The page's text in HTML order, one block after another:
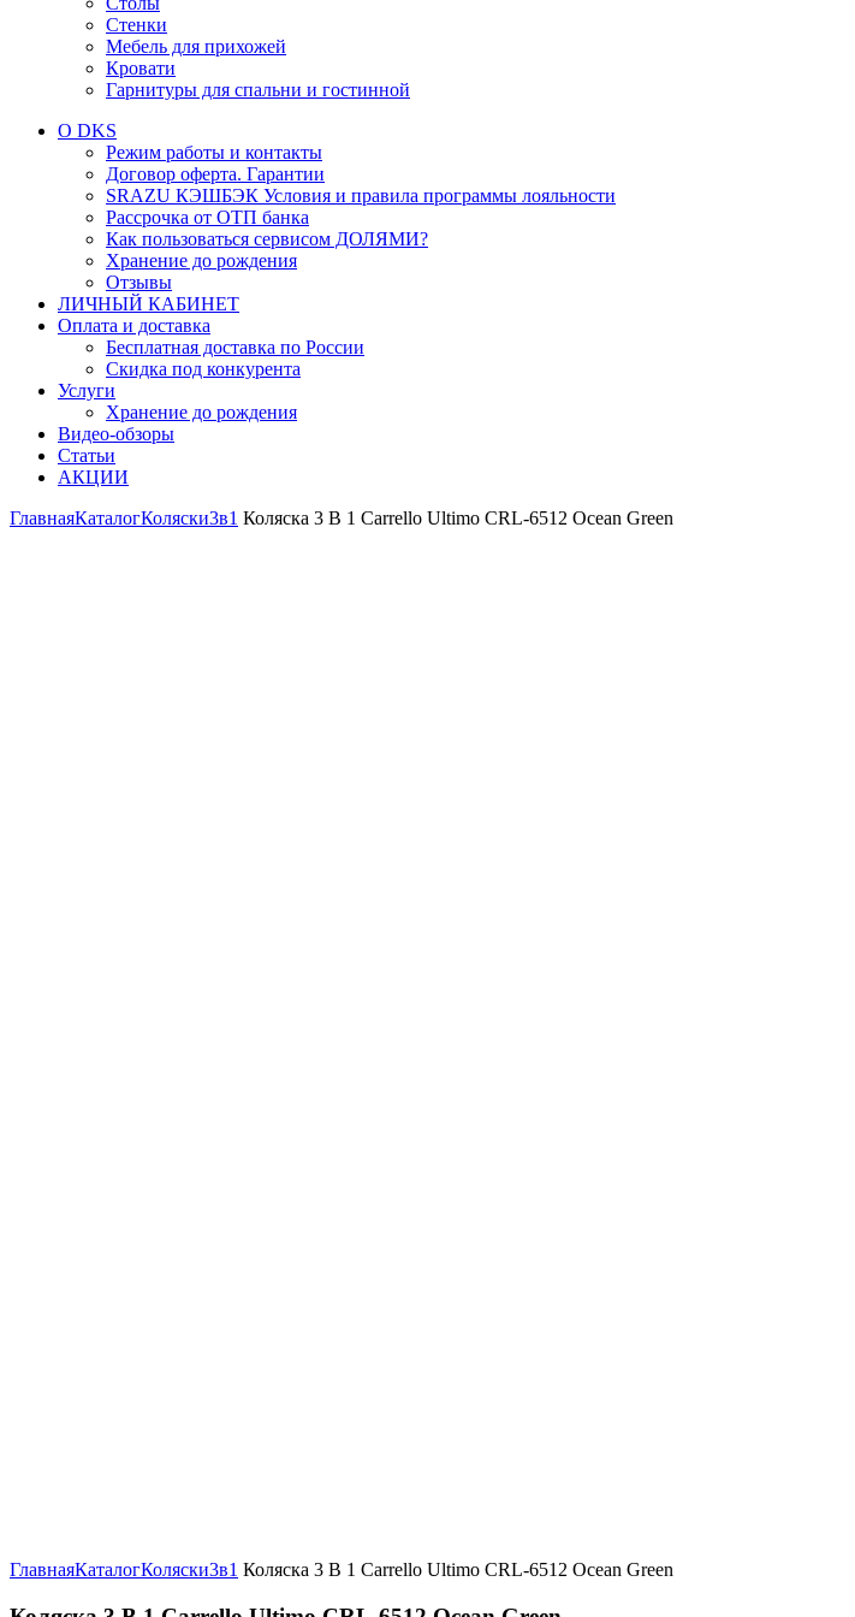
Стенки
Мебель для прихожей
Кровати
Гарнитуры для спальни и гостинной
О DKS
Режим работы и контакты
Договор оферта. Гарантии
SRAZU КЭШБЭК Условия и правила программы лояльности
Рассрочка от ОТП банка
Как пользоваться сервисом ДОЛЯМИ?
Хранение до рождения
Отзывы
ЛИЧНЫЙ КАБИНЕТ
Оплата и доставка
Бесплатная доставка по России
Скидка под конкурента
Услуги
Хранение до рождения
Видео-обзоры
Статьи
АКЦИИ
ГлавнаяКаталогКоляски3в1 Коляска 3 В 1 Carrello Ultimo CRL-6512 Ocean Green
ГлавнаяКаталогКоляски3в1 Коляска 3 В 1 Carrello Ultimo CRL-6512 Ocean Green